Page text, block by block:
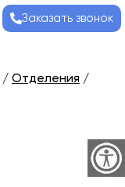
Заказать звонок
/ Отделения /